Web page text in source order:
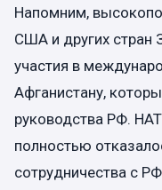
Напомним,
США и других стран
участия в
Афганистану,
руководства РФ.
полностью
сотрудничества с